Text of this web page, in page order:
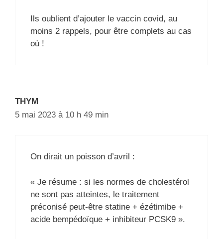
Ils oublient d’ajouter le vaccin covid, au
moins 2 rappels, pour être complets au cas
où !
THYM
5 mai 2023 à 10 h 49 min
On dirait un poisson d’avril :
« Je résume : si les normes de cholestérol
ne sont pas atteintes, le traitement
préconisé peut-être statine + ézétimibe +
acide bempédoïque + inhibiteur PCSK9 ».